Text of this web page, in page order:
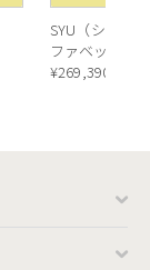
SYU（シュウ
ファベッド（
ュラル）
¥269,390